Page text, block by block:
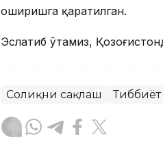
оширишга қаратилган.
Эслатиб ўтамиз,
Соғлиқни сақлаш Тиббиёт